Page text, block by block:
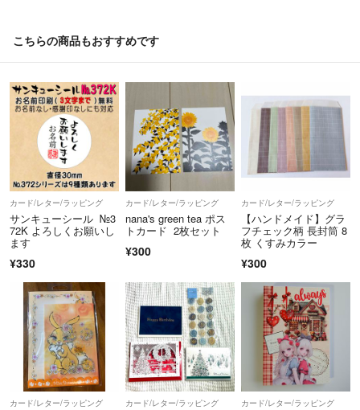
少しでも疑問に思ったら質問していただければお答えします。
ので、気軽にコメントいただければと思います。
※基本的に匿名配送ですが、壁面はA4より大きいサイズは普通郵便にな
ります。
※土日祝は基本発送していません。
こちらの商品もおすすめです
カード/レター/ラッピング
サンキューシール №3
72K よろしくお願いし
ます
¥330
カード/レター/ラッピング
nana's green tea ポス
トカード 2枚セット
¥300
カード/レター/ラッピング
【ハンドメイド】グラ
フチェック柄 長封筒 8
枚 くすみカラー
¥300
カード/レター/ラッピング カード/レター/ラッピング カード/レター/ラッピング